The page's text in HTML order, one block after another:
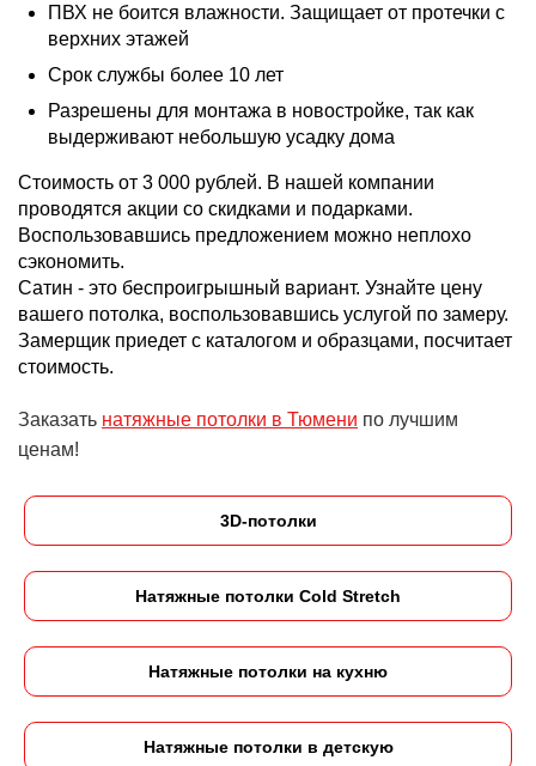
ПВХ не боится влажности. Защищает от протечки с
верхних этажей
Срок службы более 10 лет
Разрешены для монтажа в новостройке, так как
выдерживают небольшую усадку дома
Стоимость от 3 000 рублей. В нашей компании
проводятся акции со скидками и подарками.
Воспользовавшись предложением можно неплохо
сэкономить.
Сатин - это беспроигрышный вариант. Узнайте цену
вашего потолка, воспользовавшись услугой по замеру.
Замерщик приедет с каталогом и образцами, посчитает
стоимость.
Заказать натяжные потолки в Тюмени по лучшим
ценам!
3D-потолки
Натяжные потолки Cold Stretch
Натяжные потолки на кухню
Натяжные потолки в детскую